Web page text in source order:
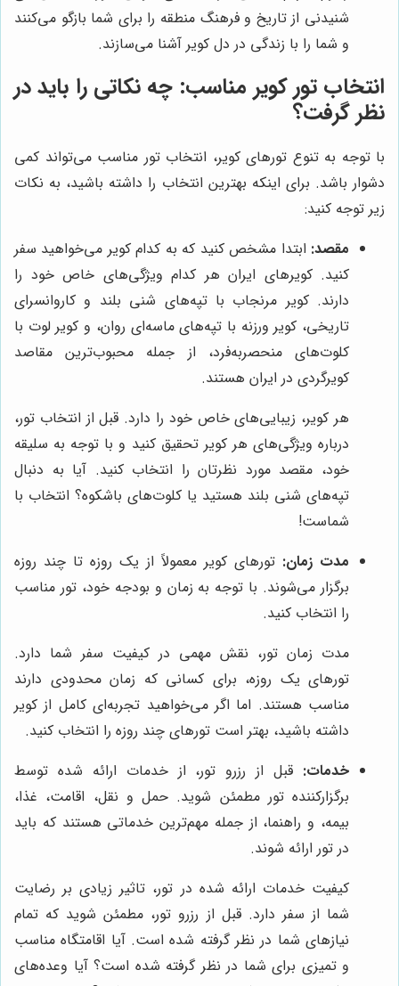
شنیدنی از تاریخ و فرهنگ منطقه را برای شما بازگو می‌کنند
و شما را با زندگی در دل کویر آشنا می‌سازند.
انتخاب تور کویر مناسب: چه نکاتی را باید در
نظر گرفت؟
با توجه به تنوع تورهای کویر، انتخاب تور مناسب می‌تواند کمی
دشوار باشد. برای اینکه بهترین انتخاب را داشته باشید، به نکات
زیر توجه کنید:
مقصد: ابتدا مشخص کنید که به کدام کویر می‌خواهید سفر
کنید. کویرهای ایران هر کدام ویژگی‌های خاص خود را
دارند. کویر مرنجاب با تپه‌های شنی بلند و کاروانسرای
تاریخی، کویر ورزنه با تپه‌های ماسه‌ای روان، و کویر لوت با
کلوت‌های منحصربه‌فرد، از جمله محبوب‌ترین مقاصد
کویرگردی در ایران هستند.
هر کویر، زیبایی‌های خاص خود را دارد. قبل از انتخاب تور،
درباره ویژگی‌های هر کویر تحقیق کنید و با توجه به سلیقه
خود، مقصد مورد نظرتان را انتخاب کنید. آیا به دنبال
تپه‌های شنی بلند هستید یا کلوت‌های باشکوه؟ انتخاب با
شماست!
مدت زمان: تورهای کویر معمولاً از یک روزه تا چند روزه
برگزار می‌شوند. با توجه به زمان و بودجه خود، تور مناسب
را انتخاب کنید.
مدت زمان تور، نقش مهمی در کیفیت سفر شما دارد.
تورهای یک روزه، برای کسانی که زمان محدودی دارند
مناسب هستند. اما اگر می‌خواهید تجربه‌ای کامل از کویر
داشته باشید، بهتر است تورهای چند روزه را انتخاب کنید.
خدمات: قبل از رزرو تور، از خدمات ارائه شده توسط
برگزارکننده تور مطمئن شوید. حمل و نقل، اقامت، غذا،
بیمه، و راهنما، از جمله مهم‌ترین خدماتی هستند که باید
در تور ارائه شوند.
کیفیت خدمات ارائه شده در تور، تاثیر زیادی بر رضایت
شما از سفر دارد. قبل از رزرو تور، مطمئن شوید که تمام
نیازهای شما در نظر گرفته شده است. آیا اقامتگاه مناسب
و تمیزی برای شما در نظر گرفته شده است؟ آیا وعده‌های